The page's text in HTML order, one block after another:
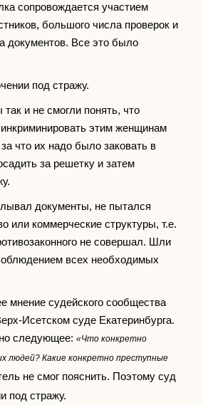
сопровождается участием
большого числа проверок и
документов. Все это было
под стражу.
и не смогли понять, что
этим женщинам
что их надо было заковать в
за решетку и затем
документы, не пытался
или коммерческие структуры, т.е.
не совершал. Шли
всех необходимых
мнение судейского сообщества
Исетском суде Екатеринбурга.
следующее: «Что конкретно
людей? Какие конкретно преступные
не смог пояснить. Поэтому суд
под стражу.